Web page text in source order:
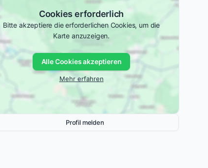
Cookies erforderlich
Bitte akzeptiere die erforderlichen Cookies, um die
Karte anzuzeigen.
Alle Cookies akzeptieren
Mehr erfahren
Profil melden